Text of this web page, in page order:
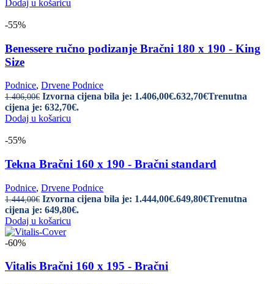
Dodaj u košaricu
-55%
Benessere ručno podizanje Bračni 180 x 190 - King
Size
Podnice, Drvene Podnice
1.406,00€ Izvorna cijena bila je: 1.406,00€.632,70€Trenutna
cijena je: 632,70€.
Dodaj u košaricu
-55%
Tekna Bračni 160 x 190 - Bračni standard
Podnice, Drvene Podnice
1.444,00€ Izvorna cijena bila je: 1.444,00€.649,80€Trenutna
cijena je: 649,80€.
Dodaj u košaricu
-60%
Vitalis Bračni 160 x 195 - Bračni